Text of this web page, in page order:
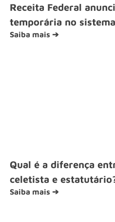
Receita Federal
temporária no
Saiba mais ➔
Qual é a diferença
celetista e
Saiba mais ➔